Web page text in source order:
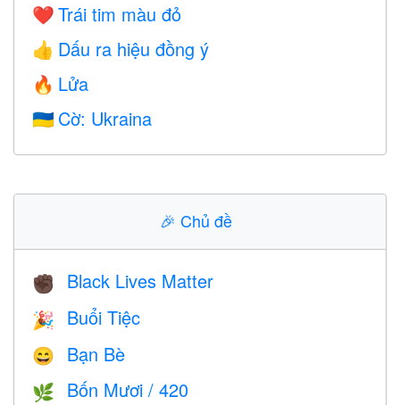
❤️ Trái tim màu đỏ
👍 Dấu ra hiệu đồng ý
🔥 Lửa
🇺🇦 Cờ: Ukraina
🎉 Chủ đề
✊🏿 Black Lives Matter
🎉 Buổi Tiệc
😄 Bạn Bè
🌿 Bốn Mươi / 420